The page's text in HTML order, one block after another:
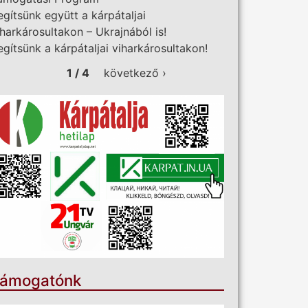
együtt a kárpátaljai
– Ukrajnából is!
a kárpátaljai viharkárosultakon!
1 / 4
következő ›